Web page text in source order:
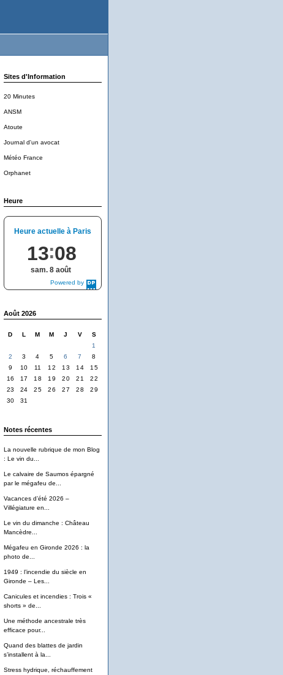
Sites d'Information
20 Minutes
ANSM
Atoute
Journal d'un avocat
Météo France
Orphanet
Heure
Powered by
DaysPedia.com
Heure actuelle à Paris
13 08
sam. 8 août
Août 2026
D L M M J V
S
1
2
3 4 5 6 7
8
9
10 11 12 13 14
15
16
17 18 19 20 21
22
23
24 25 26 27 28
29
30
31
Notes récentes
La nouvelle rubrique de mon Blog
: Le vin du...
Le calvaire de Saumos épargné
par le mégafeu de...
Vacances d’été 2026 –
Villégiature en...
Le vin du dimanche : Château
Mancèdre...
Mégafeu en Gironde 2026 : la
photo de...
1949 : l’incendie du siècle en
Gironde – Les...
Canicules et incendies : Trois «
shorts » de...
Une méthode ancestrale très
efficace pour...
Quand des blattes de jardin
s’installent à la...
Stress hydrique, réchauffement